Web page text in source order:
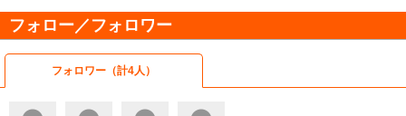
フォロー／フォロワー
フォロワー（計4人）